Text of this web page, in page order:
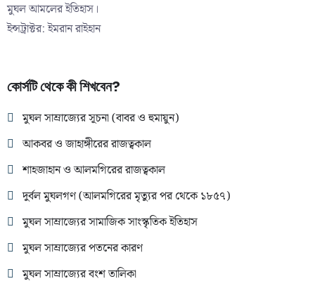
মুঘল আমলের ইতিহাস।
ইন্সট্রাক্টর: ইমরান রাইহান
কোর্সটি থেকে কী শিখবেন?
মুঘল সাম্রাজ্যের সূচনা (বাবর ও হুমায়ুন)
আকবর ও জাহাঙ্গীরের রাজত্বকাল
শাহজাহান ও আলমগিরের রাজত্বকাল
দুর্বল মুঘলগণ (আলমগিরের মৃত্যুর পর থেকে ১৮৫৭)
মুঘল সাম্রাজ্যের সামাজিক সাংস্কৃতিক ইতিহাস
মুঘল সাম্রাজ্যের পতনের কারণ
মুঘল সাম্রাজ্যের বংশ তালিকা